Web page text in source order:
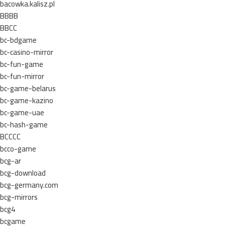
bacowka.kalisz.pl
BBBB
BBCC
bc-bdgame
bc-casino-mirror
bc-fun-game
bc-fun-mirror
bc-game-belarus
bc-game-kazino
bc-game-uae
bc-hash-game
BCCCC
bcco-game
bcg-ar
bcg-download
bcg-germany.com
bcg-mirrors
bcg4
bcgame